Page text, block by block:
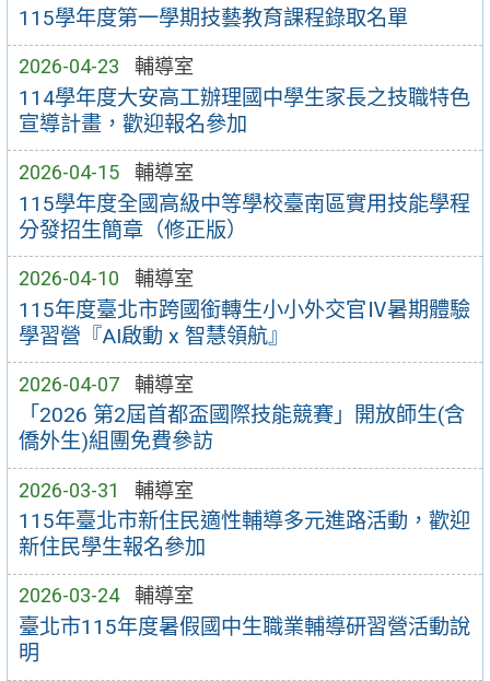
115學年度第一學期技藝教育課程錄取名單
2026-04-23 輔導室
114學年度大安高工辦理國中學生家長之技職特色
宣導計畫，歡迎報名參加
2026-04-15 輔導室
115學年度全國高級中等學校臺南區實用技能學程
分發招生簡章（修正版）
2026-04-10 輔導室
115年度臺北市跨國銜轉生小小外交官Ⅳ暑期體驗
學習營『AI啟動 x 智慧領航』
2026-04-07 輔導室
「2026 第2屆首都盃國際技能競賽」開放師生(含
僑外生)組團免費參訪
2026-03-31 輔導室
115年臺北市新住民適性輔導多元進路活動，歡迎
新住民學生報名參加
2026-03-24 輔導室
臺北市115年度暑假國中生職業輔導研習營活動說
明